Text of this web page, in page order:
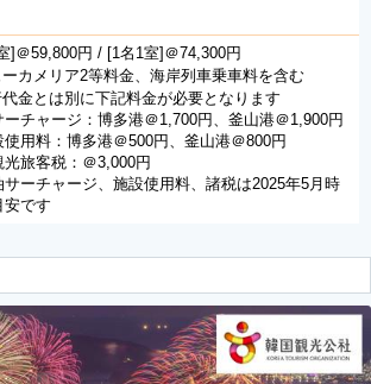
]＠59,800円 / [1名1室]＠74,300円
カメリア2等料金、海岸列車乗車料を含む
金とは別に下記料金が必要となります
ーチャージ：博多港＠1,700円、釜山港＠1,900円
使用料：博多港＠500円、釜山港＠800円
光旅客税：＠3,000円
ーチャージ、施設使用料、諸税は2025年5月時
安です